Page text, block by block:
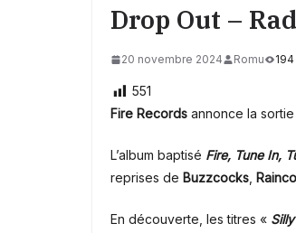
Drop Out –
20 novembre 2024 Romu
551
Fire Records annonce la
L’album baptisé Fire, Tune In,
reprises de Buzzcocks
En découverte, les titres «